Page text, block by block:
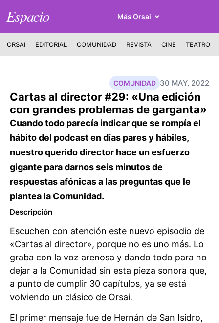
Espacio Más Orsai
ORSAI EDITORIAL COMUNIDAD REVISTA CINE TEATRO
30 MAY, 2022
COMUNIDAD
Cartas al director #29: «Una edición
con grandes problemas de garganta»
Cuando todo parecía indicar que se rompía el
hábito del podcast en días pares y hábiles,
nuestro querido director hace un esfuerzo
gigante para darnos seis minutos de
respuestas afónicas a las preguntas que le
plantea la Comunidad.
Descripción
Escuchen con atención este nuevo episodio de
«Cartas al director», porque no es uno más. Lo
graba con la voz arenosa y dando todo para no
dejar a la Comunidad sin esta pieza sonora que,
a punto de cumplir 30 capítulos, ya se está
volviendo un clásico de Orsai.
El primer mensaje fue de Hernán de San Isidro,